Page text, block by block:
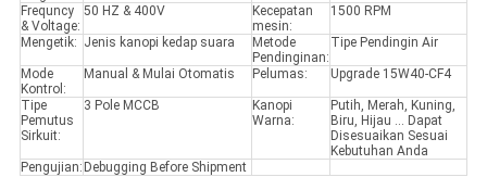
Frequncy
& Voltage:
50 HZ & 400V
Kecepatan
mesin:
1500 RPM
Mengetik: Jenis kanopi kedap suara
Metode
Pendinginan:
Tipe Pendingin Air
Mode
Kontrol:
Manual & Mulai Otomatis Pelumas: Upgrade 15W40-CF4
Tipe
Pemutus
Sirkuit:
3 Pole MCCB
Kanopi
Warna:
Putih, Merah, Kuning,
Biru, Hijau ... Dapat
Disesuaikan Sesuai
Kebutuhan Anda
Pengujian: Debugging Before Shipment